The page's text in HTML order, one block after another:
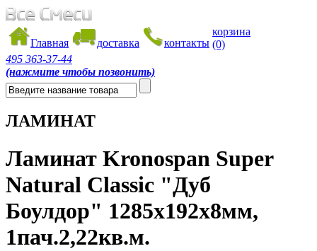
Главная доставка контакты
корзина
(0)
495 363-37-44
(нажмите чтобы позвонить)
ЛАМИНАТ
Ламинат Kronospan Super
Natural Classic "Дуб
Боулдор" 1285х192х8мм,
1пач.2,22кв.м.